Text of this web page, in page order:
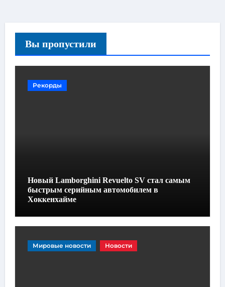
Вы пропустили
Рекорды
Новый Lamborghini Revuelto SV стал самым
быстрым серийным автомобилем в
Хоккенхайме
Мировые новости Новости